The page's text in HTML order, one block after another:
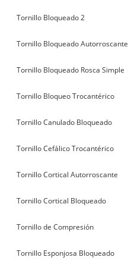
Tornillo Bloqueado 2
Tornillo Bloqueado Autorroscante
Tornillo Bloqueado Rosca Simple
Tornillo Bloqueo Trocantérico
Tornillo Canulado Bloqueado
Tornillo Cefálico Trocantérico
Tornillo Cortical Autorroscante
Tornillo Cortical Bloqueado
Tornillo de Compresión
Tornillo Esponjosa Bloqueado